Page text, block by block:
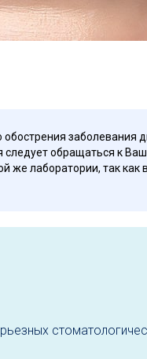
заболевания
следует обращаться к
же лаборатории, так как